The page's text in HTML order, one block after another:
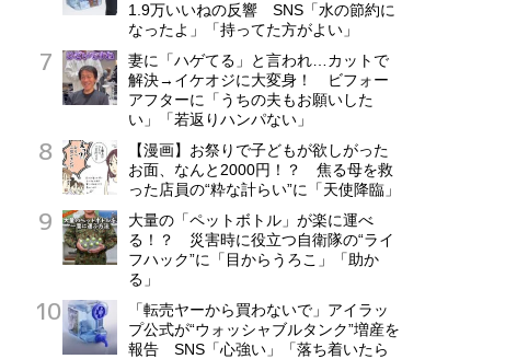
1.9万いいねの反響 SNS「水の節約に
なったよ」「持ってた方がよい」
妻に「ハゲてる」と言われ…カットで
解決→イケオジに大変身！ ビフォー
アフターに「うちの夫もお願いした
い」「若返りハンパない」
【漫画】お祭りで子どもが欲しがった
お面、なんと2000円！？ 焦る母を救
った店員の“粋な計らい”に「天使降臨」
大量の「ペットボトル」が楽に運べ
る！？ 災害時に役立つ自衛隊の“ライ
フハック”に「目からうろこ」「助か
る」
「転売ヤーから買わないで」アイラッ
プ公式が“ウォッシャブルタンク”増産を
報告 SNS「心強い」「落ち着いたら